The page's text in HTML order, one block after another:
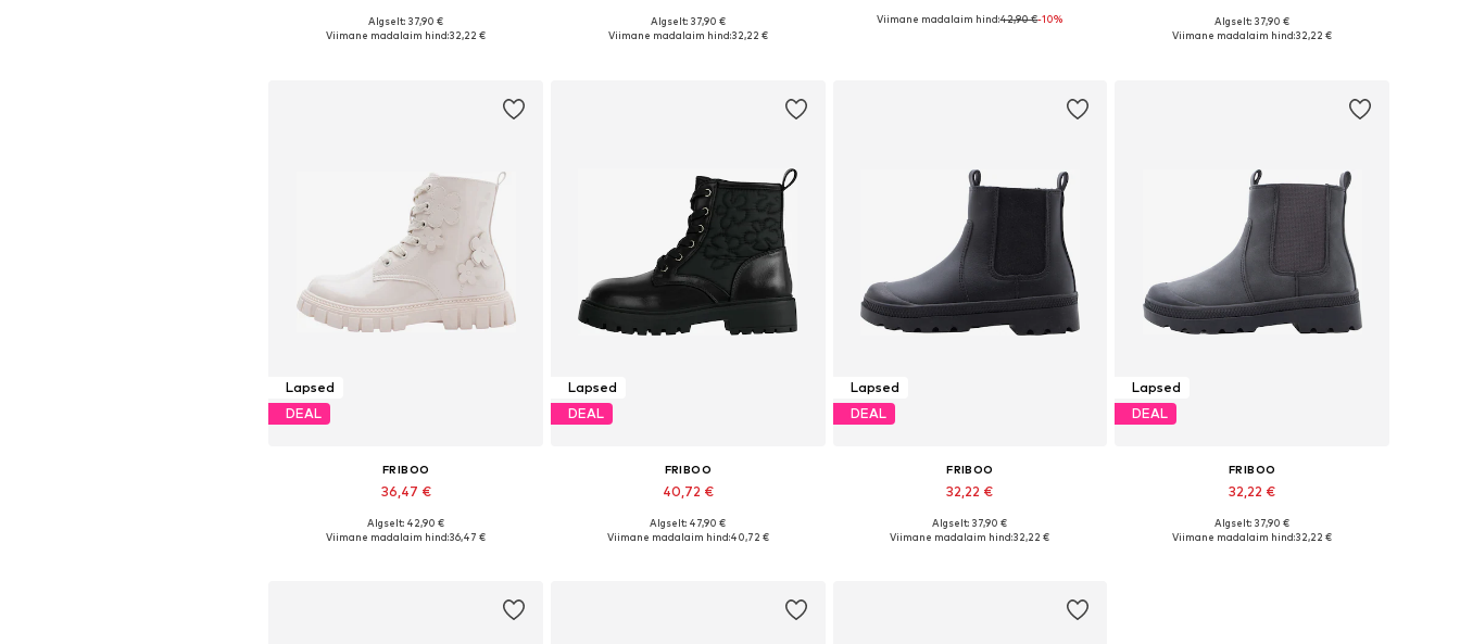
Saadaval erinevates suurustes
Algselt: 37,90 €
Viimane madalaim hind:32,22 €
Saadaval erinevates suurustes
Algselt: 37,90 €
Viimane madalaim hind:32,22 €
Viimane madalaim hind:42,90 €-10%
Saadaval erinevates suurustes
Algselt: 37,90 €
Viimane madalaim hind:32,22 €
Lapsed
DEAL
FRIBOO
36,47 €
Saadaval erinevates suurustes
Algselt: 42,90 €
Viimane madalaim hind:36,47 €
Lapsed
DEAL
FRIBOO
40,72 €
Saadaval erinevates suurustes
Algselt: 47,90 €
Viimane madalaim hind:40,72 €
Lapsed
DEAL
FRIBOO
32,22 €
Saadaval erinevates suurustes
Algselt: 37,90 €
Viimane madalaim hind:32,22 €
Lapsed
DEAL
FRIBOO
32,22 €
Saadaval erinevates suurustes
Algselt: 37,90 €
Viimane madalaim hind:32,22 €